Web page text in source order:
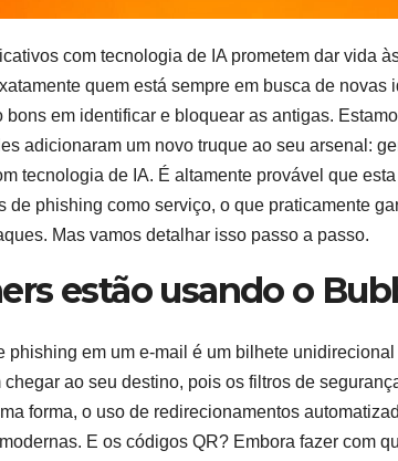
com tecnologia de IA prometem dar vida
quem está sempre em busca de novas
em identificar e bloquear as antigas.
adicionaram um novo truque ao seu arsenal:
tecnologia de IA. É altamente provável que
de phishing como serviço, o que praticamente
Mas vamos detalhar isso passo a passo.
estão usando o
phishing em um e-mail é um bilhete
ao seu destino, pois os filtros de
forma, o uso de redirecionamentos
E os códigos QR? Embora fazer com